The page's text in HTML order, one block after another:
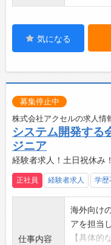
気になる
募集停止中
株式会社アクセルの求人情
システム開発する
ジニア
経験者求人！土日祝休み！
正社員 経験者求人 学歴
仕事内容
海外向け
アを担当
【具体的